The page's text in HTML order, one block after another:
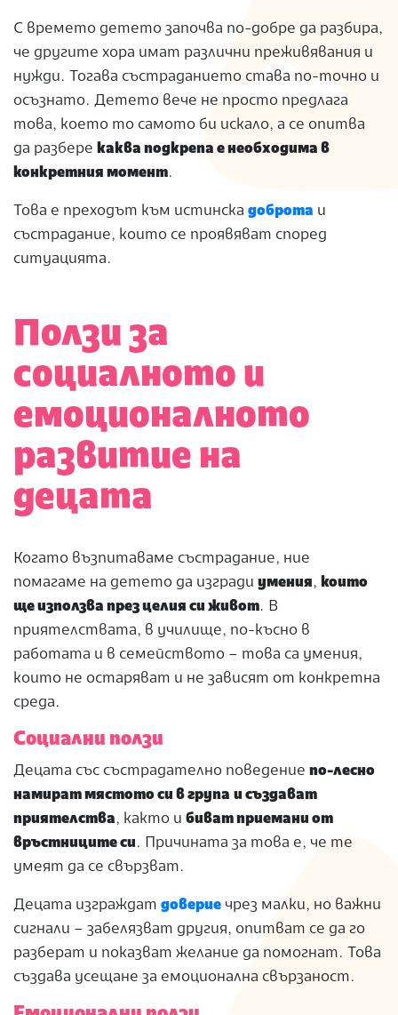
С времето детето започва по-добре да разбира,
че другите хора имат различни преживявания и
нужди. Тогава състраданието става по-точно и
осъзнато. Детето вече не просто предлага
това, което то самото би искало, а се опитва
да разбере каква подкрепа е необходима в
конкретния момент.
Това е преходът към истинска доброта и
състрадание, които се проявяват според
ситуацията.
Ползи за
социалното и
емоционалното
развитие на
децата
Когато възпитаваме състрадание, ние
помагаме на детето да изгради умения, които
ще използва през целия си живот. В
приятелствата, в училище, по-късно в
работата и в семейството – това са умения,
които не остаряват и не зависят от конкретна
среда.
Социални ползи
Децата със състрадателно поведение по-лесно
намират мястото си в група и създават
приятелства, както и биват приемани от
връстниците си. Причината за това е, че те
умеят да се свързват.
Децата изграждат доверие чрез малки, но важни
сигнали – забелязват другия, опитват се да го
разберат и показват желание да помогнат. Това
създава усещане за емоционална свързаност.